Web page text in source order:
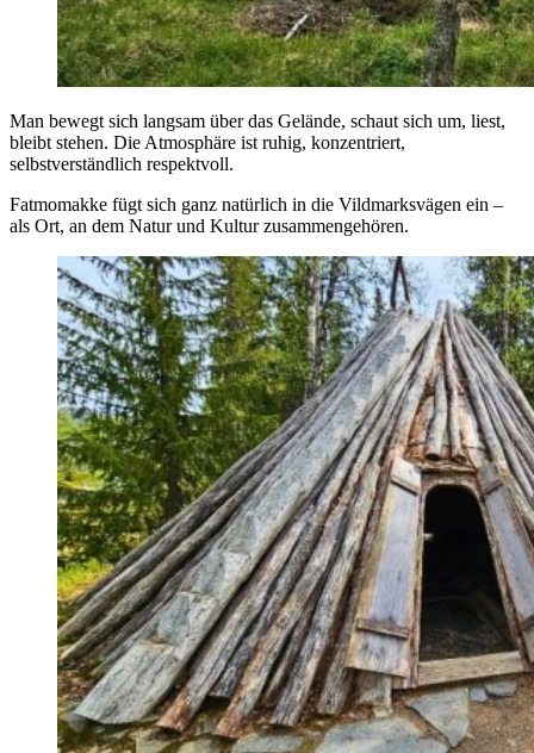
Man bewegt sich langsam über das Gelände, schaut sich um, liest,
bleibt stehen. Die Atmosphäre ist ruhig, konzentriert,
selbstverständlich respektvoll.
Fatmomakke fügt sich ganz natürlich in die Vildmarksvägen ein –
als Ort, an dem Natur und Kultur zusammengehören.